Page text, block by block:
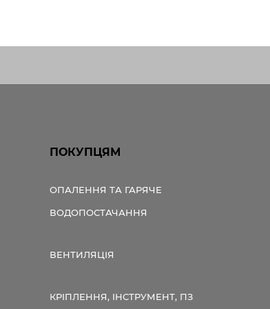
ПОКУПЦЯМ
ОПАЛЕННЯ ТА ГАРЯЧЕ
ВОДОПОСТАЧАННЯ
ВЕНТИЛЯЦІЯ
КРІПЛЕННЯ, ІНСТРУМЕНТ, ПЗ